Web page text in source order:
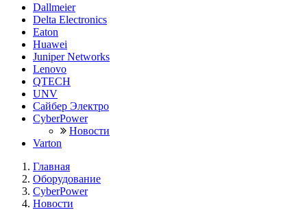
Dallmeier
Delta Electronics
Eaton
Huawei
Juniper Networks
Lenovo
QTECH
UNV
Сайбер Электро
CyberPower
Новости
Varton
Главная
Оборудование
CyberPower
Новости